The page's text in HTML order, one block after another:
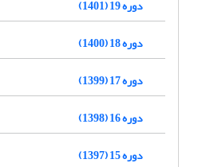
دوره 19 (1401)
دوره 18 (1400)
دوره 17 (1399)
دوره 16 (1398)
دوره 15 (1397)